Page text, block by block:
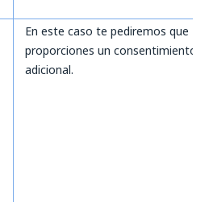
En este caso te pediremos que
proporciones un consentimiento
adicional.